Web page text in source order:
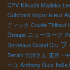
CPV Kikuchi Madoka
Guichard Importateur
ティック Cuvée Thibaut
Groupe ニューヨーク
Bordeaux Grand Cru フ
Derain 竹澤さん 東京・
ーユ Anthony Guix Italie